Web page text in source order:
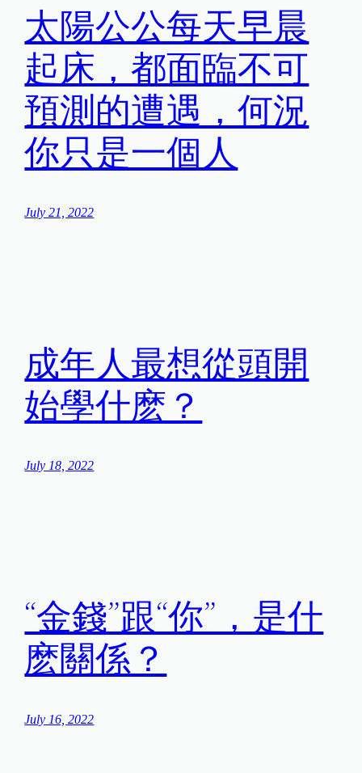
太陽公公每天早晨
起床，都面臨不可
預測的遭遇，何況
你只是一個人
July 21, 2022
成年人最想從頭開
始學什麽？
July 18, 2022
“金錢”跟“你”，是什
麽關係？
July 16, 2022